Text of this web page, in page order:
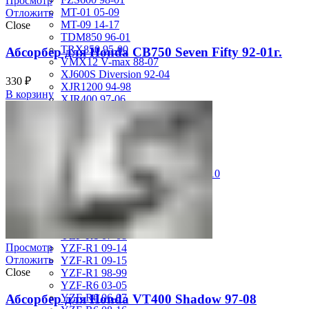
MT-01 05-09
MT-09 14-17
TDM850 96-01
TRX850 95-00
VMX12 V-max 88-07
XJ600S Diversion 92-04
XJR1200 94-98
XJR400 97-06
XV1700 Road Star 04-09
XV750 Virago 85-87
XVZ1300 Royal Star Venture 01-10
YZF-1000R Thunderace 96-01
YZF-R1 00-01
YZF-R1 02-03
YZF-R1 04-06
YZF-R1 09-14
YZF-R1 09-15
YZF-R1 98-99
YZF-R6 03-05
YZF-R6 06-07
Отложить
Close
Абсорбер для Honda CB750 Seven Fifty 92-01г.
330 ₽
В корзину
Просмотр
Отложить
Close
Абсорбер для Honda VT400 Shadow 97-08